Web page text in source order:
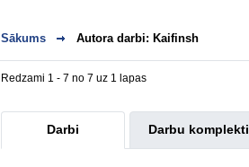
Sākums Autora darbi: Kaifinsh
Redzami 1 - 7 no 7 uz 1 lapas
Darbi Darbu komplekti